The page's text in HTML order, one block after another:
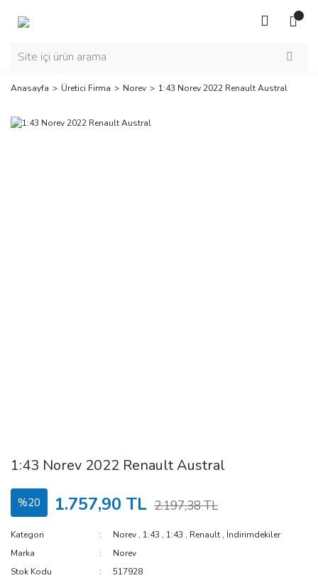
Anasayfa Üretici Firma Norev 1:43 Norev 2022 Renault Austral
1:43 Norev 2022 Renault Austral
%20 1.757,90 TL 2.197,38 TL
Kategori Norev , 1:43 , 1:43 , Renault , İndirimdekiler
Marka
Norev
Stok Kodu
517928